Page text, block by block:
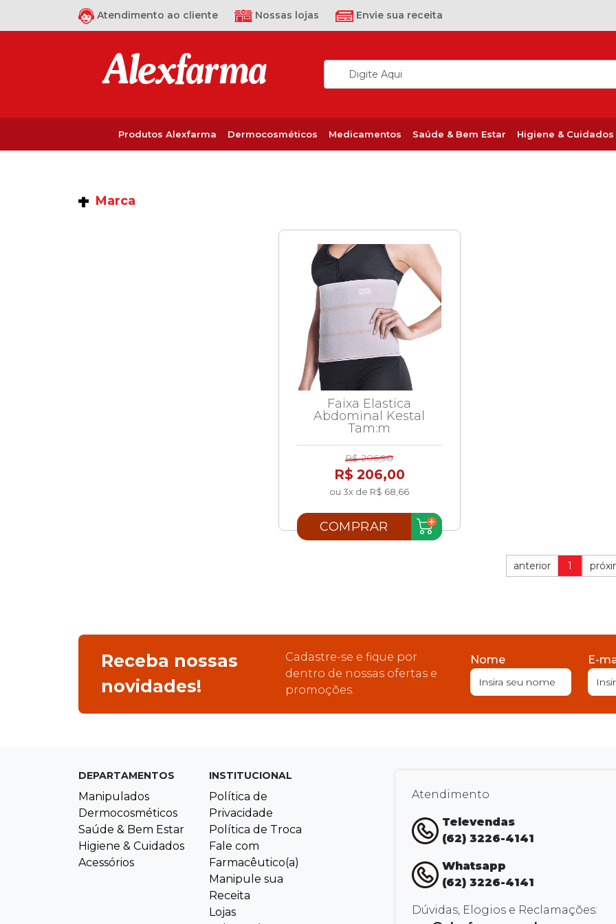
Atendimento ao cliente Nossas lojas Envie sua receita
Produtos Alexfarma Dermocosméticos Medicamentos Saúde & Bem Estar Higiene & Cuidados
Marca
Faixa Elastica
Abdominal Kestal
Tam:m
R$ 206,90
R$ 206,00
ou 3x de R$ 68,66
COMPRAR
anterior 1
Receba nossas
novidades!
Cadastre-se e fique por
dentro de nossas ofertas e
promoções.
Nome E-
DEPARTAMENTOS
Manipulados
Dermocosméticos
Saúde & Bem Estar
Higiene & Cuidados
Acessórios
INSTITUCIONAL
Política de
Privacidade
Política de Troca
Fale com
Farmacêutico(a)
Manipule sua
Receita
Lojas
Atendimento
Televendas
(62) 3226-4141
Whatsapp
(62) 3226-4141
Dúvidas, Elogios e Reclamações: